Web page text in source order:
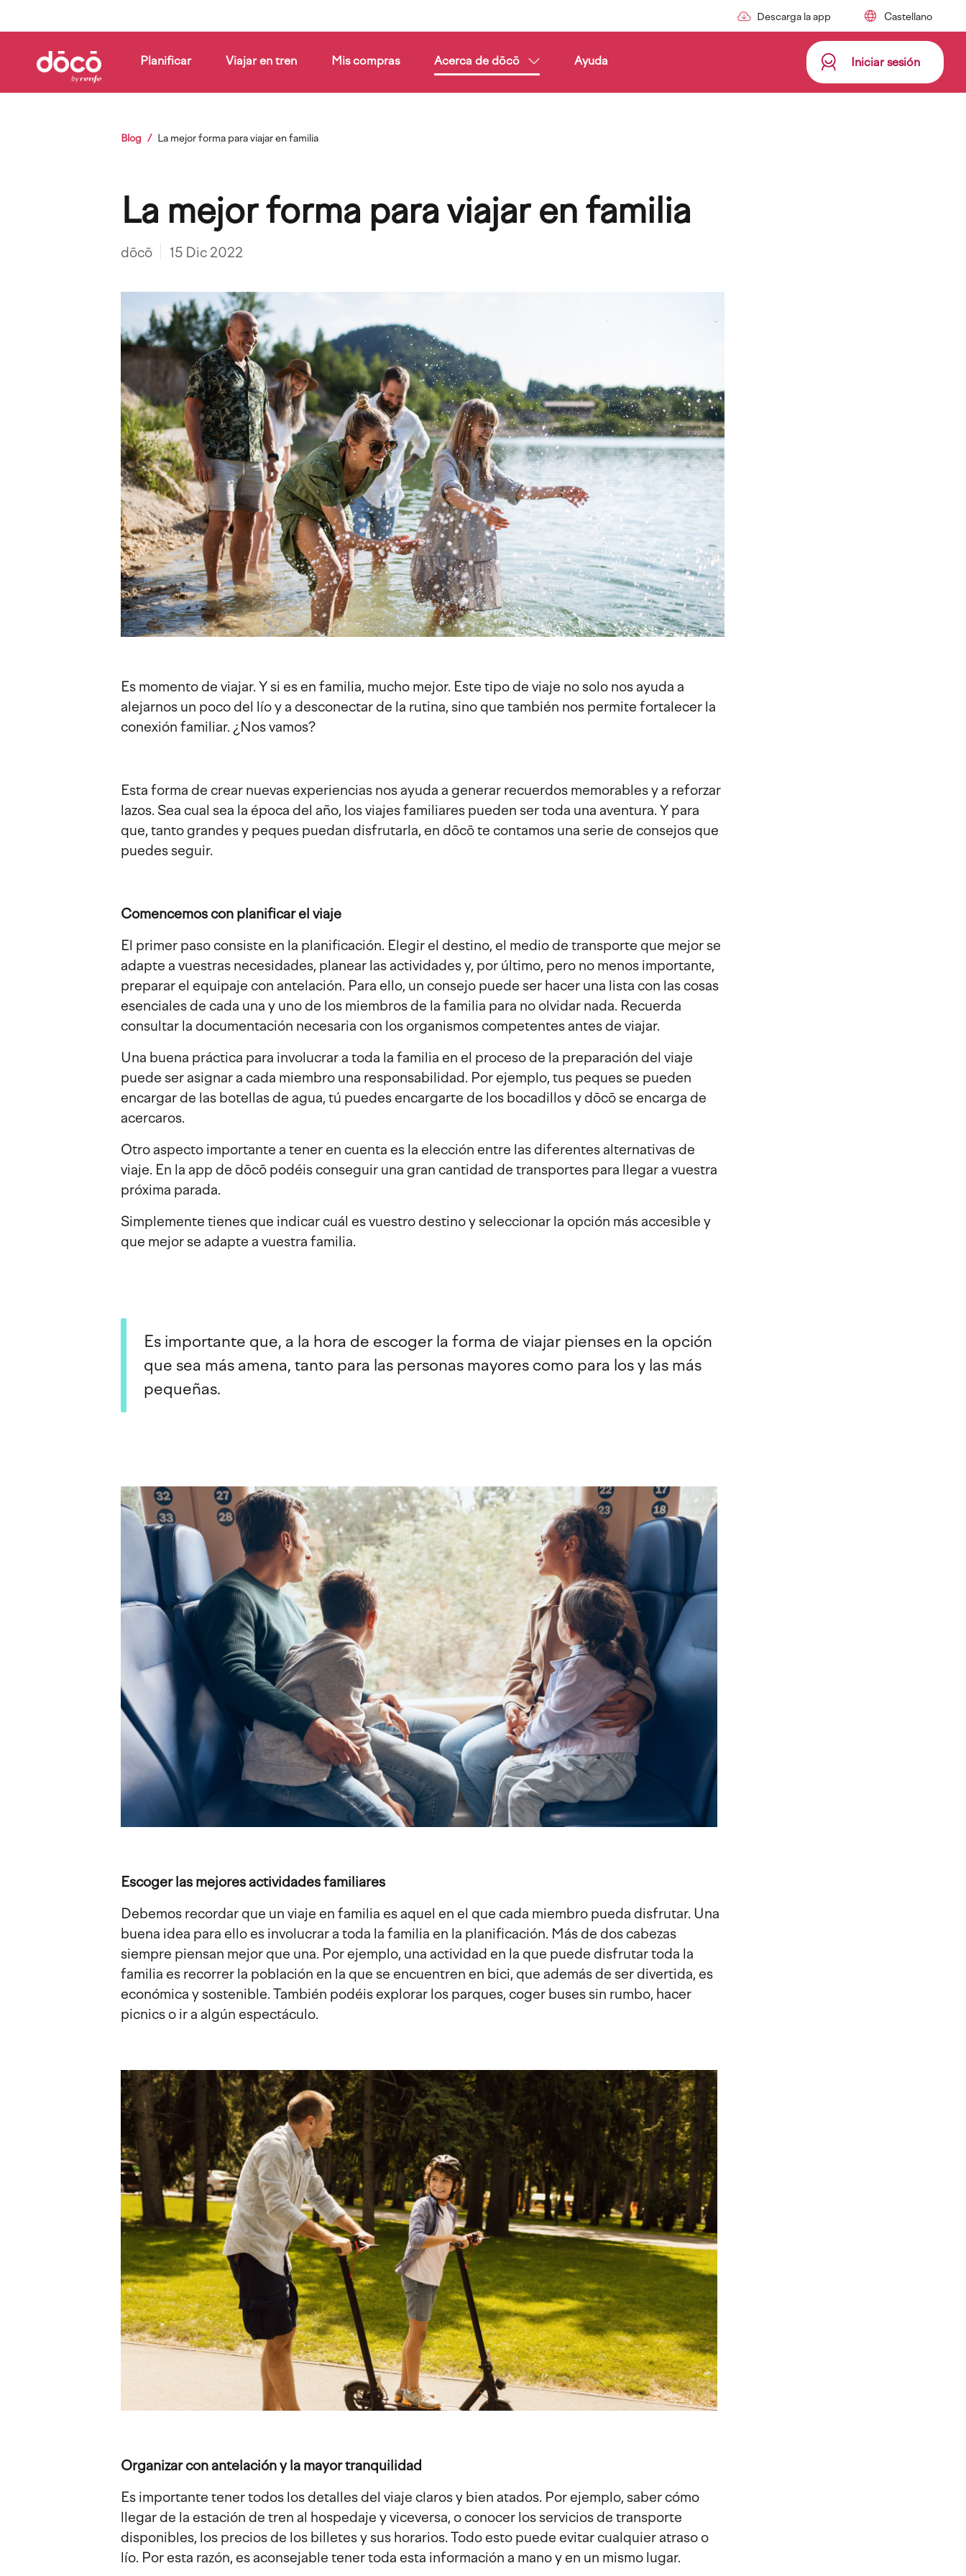
principal
Descarga la app
Planificar Viajar en tren Mis compras Acerca de dōcō
Cómo
Ayuda Iniciar sesión
Sobrescribir
de
ayuda
a
la
navegación
Blog La mejor forma para viajar en familia
La mejor forma para viajar en familia
dōcō 15 Dic 2022
Es momento de viajar. Y si es en familia, mucho mejor. Este tipo de viaje no solo nos ayuda a
alejarnos un poco del lío y a desconectar de la rutina, sino que también nos permite fortalecer la
conexión familiar. ¿Nos vamos?
Esta forma de crear nuevas experiencias nos ayuda a generar recuerdos memorables y a reforzar
lazos. Sea cual sea la época del año, los viajes familiares pueden ser toda una aventura. Y para
que, tanto grandes y peques puedan disfrutarla, en dōcō te contamos una serie de consejos que
puedes seguir.
Comencemos con planificar el viaje
El primer paso consiste en la planificación. Elegir el destino, el medio de transporte que mejor se
adapte a vuestras necesidades, planear las actividades y, por último, pero no menos importante,
preparar el equipaje con antelación. Para ello, un consejo puede ser hacer una lista con las cosas
esenciales de cada una y uno de los miembros de la familia para no olvidar nada. Recuerda
consultar la documentación necesaria con los organismos competentes antes de viajar.
Una buena práctica para involucrar a toda la familia en el proceso de la preparación del viaje
puede ser asignar a cada miembro una responsabilidad. Por ejemplo, tus peques se pueden
encargar de las botellas de agua, tú puedes encargarte de los bocadillos y dōcō se encarga de
acercaros.
Otro aspecto importante a tener en cuenta es la elección entre las diferentes alternativas de
viaje. En la app de dōcō podéis conseguir una gran cantidad de transportes para llegar a vuestra
próxima parada.
Simplemente tienes que indicar cuál es vuestro destino y seleccionar la opción más accesible y
que mejor se adapte a vuestra familia.
Es importante que, a la hora de escoger la forma de viajar pienses en la opción
que sea más amena, tanto para las personas mayores como para los y las más
pequeñas.
Escoger las mejores actividades familiares
Debemos recordar que un viaje en familia es aquel en el que cada miembro pueda disfrutar. Una
buena idea para ello es involucrar a toda la familia en la planificación. Más de dos cabezas
siempre piensan mejor que una. Por ejemplo, una actividad en la que puede disfrutar toda la
familia es recorrer la población en la que se encuentren en bici, que además de ser divertida, es
económica y sostenible. También podéis explorar los parques, coger buses sin rumbo, hacer
picnics o ir a algún espectáculo.
Organizar con antelación y la mayor tranquilidad
Es importante tener todos los detalles del viaje claros y bien atados. Por ejemplo, saber cómo
llegar de la estación de tren al hospedaje y viceversa, o conocer los servicios de transporte
disponibles, los precios de los billetes y sus horarios. Todo esto puede evitar cualquier atraso o
lío. Por esta razón, es aconsejable tener toda esta información a mano y en un mismo lugar.